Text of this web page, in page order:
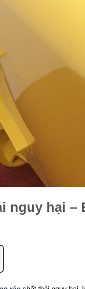
nguy hại –